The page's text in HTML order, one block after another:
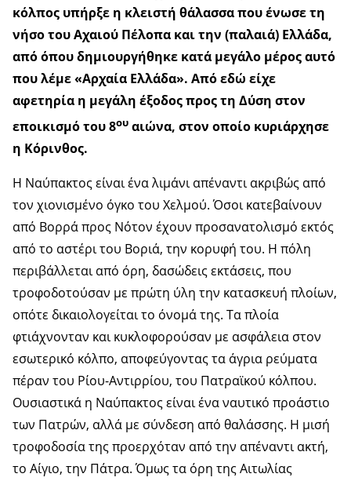
κόλπος υπήρξε η κλειστή θάλασσα που ένωσε τη
νήσο του Αχαιού Πέλοπα και την (παλαιά) Ελλάδα,
από όπου δημιουργήθηκε κατά μεγάλο μέρος αυτό
που λέμε «Αρχαία Ελλάδα». Από εδώ είχε
αφετηρία η μεγάλη έξοδος προς τη Δύση στον
εποικισμό του 8ου αιώνα, στον οποίο κυριάρχησε
η Κόρινθος.
Η Ναύπακτος είναι ένα λιμάνι απέναντι ακριβώς από
τον χιονισμένο όγκο του Χελμού. Όσοι κατεβαίνουν
από Βορρά προς Νότον έχουν προσανατολισμό εκτός
από το αστέρι του Βοριά, την κορυφή του. Η πόλη
περιβάλλεται από όρη, δασώδεις εκτάσεις, που
τροφοδοτούσαν με πρώτη ύλη την κατασκευή πλοίων,
οπότε δικαιολογείται το όνομά της. Τα πλοία
φτιάχνονταν και κυκλοφορούσαν με ασφάλεια στον
εσωτερικό κόλπο, αποφεύγοντας τα άγρια ρεύματα
πέραν του Ρίου-Αντιρρίου, του Πατραϊκού κόλπου.
Ουσιαστικά η Ναύπακτος είναι ένα ναυτικό προάστιο
των Πατρών, αλλά με σύνδεση από θαλάσσης. Η μισή
τροφοδοσία της προερχόταν από την απέναντι ακτή,
το Αίγιο, την Πάτρα. Όμως τα όρη της Αιτωλίας